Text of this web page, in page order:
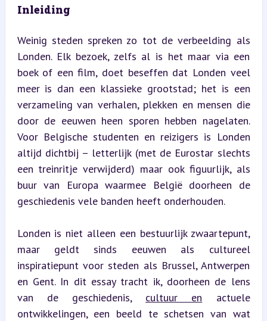
Inleiding
Weinig steden spreken zo tot de verbeelding als
Londen. Elk bezoek, zelfs al is het maar via een
boek of een film, doet beseffen dat Londen veel
meer is dan een klassieke grootstad; het is een
verzameling van verhalen, plekken en mensen die
door de eeuwen heen sporen hebben nagelaten.
Voor Belgische studenten en reizigers is Londen
altijd dichtbij – letterlijk (met de Eurostar slechts
een treinritje verwijderd) maar ook figuurlijk, als
buur van Europa waarmee België doorheen de
geschiedenis vele banden heeft onderhouden.
Londen is niet alleen een bestuurlijk zwaartepunt,
maar geldt sinds eeuwen als cultureel
inspiratiepunt voor steden als Brussel, Antwerpen
en Gent. In dit essay tracht ik, doorheen de lens
van de geschiedenis, cultuur en actuele
ontwikkelingen, een beeld te schetsen van wat